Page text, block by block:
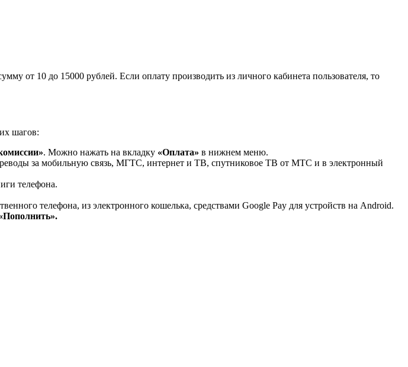
от 10 до 15000 рублей. Если оплату производить из личного кабинета пользователя, то
шагов:
. Можно нажать на вкладку «Оплата» в нижнем меню.
за мобильную связь, МГТС, интернет и ТВ, спутниковое ТВ от МТС и в электронный
телефона.
телефона, из электронного кошелька, средствами Google Pay для устройств на Android.